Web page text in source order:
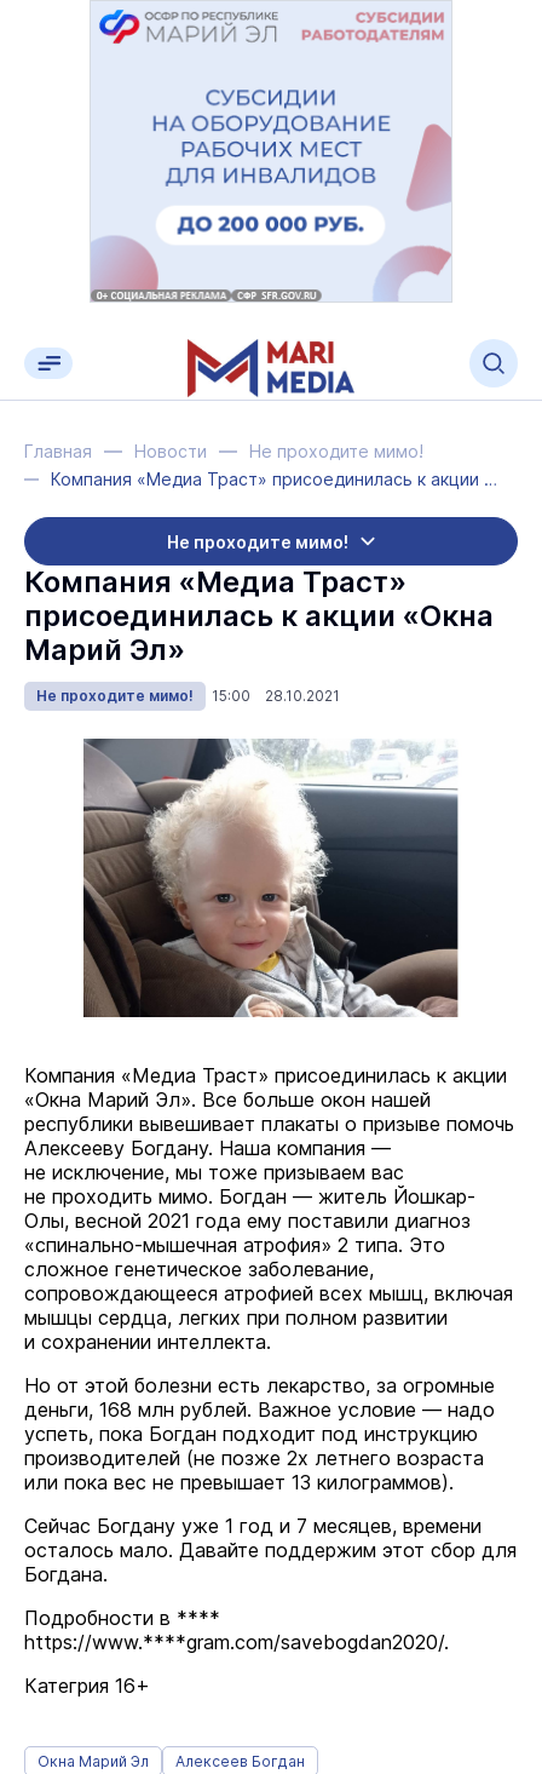
Главная Новости
Не проходите мимо!
Компания «Медиа Траст» присоединилась к акции «Окна Марий Эл»
Не проходите мимо!
Компания «Медиа Траст»
присоединилась к акции «Окна
Марий Эл»
Не проходите мимо! 15:00 28.10.2021
Компания «Медиа Траст» присоединилась к акции
«Окна Марий Эл». Все больше окон нашей
республики вывешивает плакаты о призыве помочь
Алексееву Богдану. Наша компания —
не исключение, мы тоже призываем вас
не проходить мимо. Богдан — житель Йошкар-
Олы, весной 2021 года ему поставили диагноз
«спинально-мышечная атрофия» 2 типа. Это
сложное генетическое заболевание,
сопровождающееся атрофией всех мышц, включая
мышцы сердца, легких при полном развитии
и сохранении интеллекта.
Но от этой болезни есть лекарство, за огромные
деньги, 168 млн рублей. Важное условие — надо
успеть, пока Богдан подходит под инструкцию
производителей (не позже 2х летнего возраста
или пока вес не превышает 13 килограммов).
Сейчас Богдану уже 1 год и 7 месяцев, времени
осталось мало. Давайте поддержим этот сбор для
Богдана.
Подробности в ****
https://www.****gram.com/savebogdan2020/.
Категрия 16+
Окна Марий Эл Алексеев Богдан